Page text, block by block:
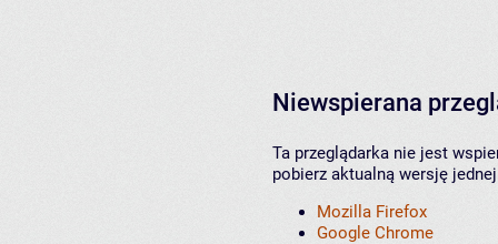
Niewspierana
Ta przeglądarka nie jest
pobierz aktualną wersję
Mozilla Firefox
Google Chrome